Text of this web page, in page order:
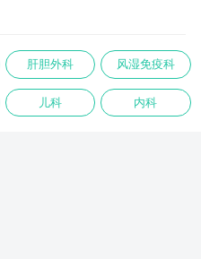
肝胆外科 风湿免疫科
儿科 内科